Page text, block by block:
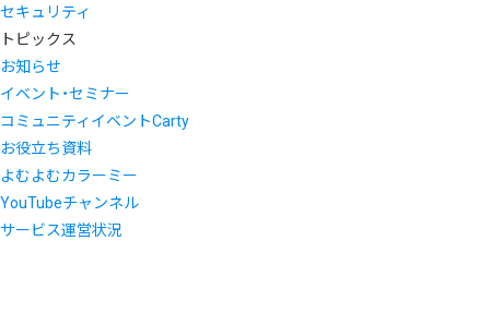
セキュリティ
トピックス
お知らせ
イベント・セミナー
コミュニティイベントCarty
お役立ち資料
よむよむカラーミー
YouTubeチャンネル
サービス運営状況